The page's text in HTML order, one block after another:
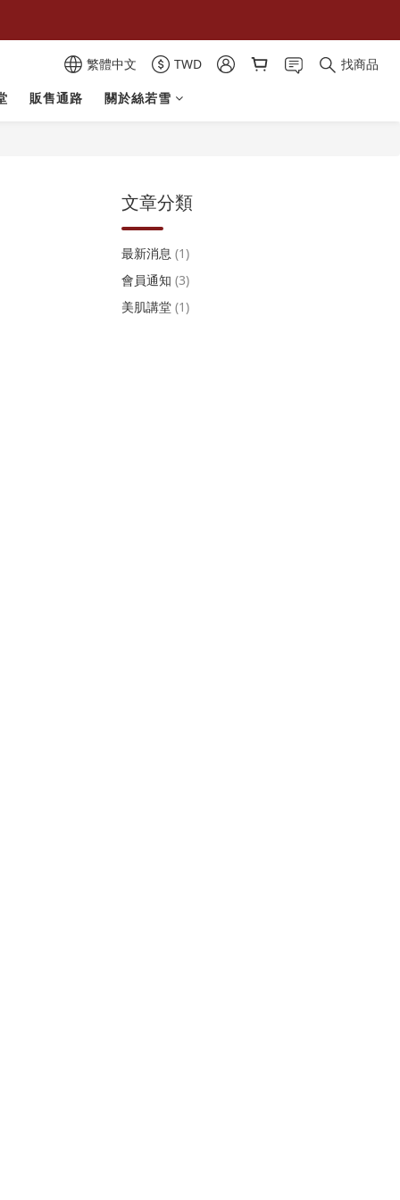
繁體中文 TWD
找商品
販售通路 關於絲若雪
文章分類
最新消息 (1)
會員通知 (3)
美肌講堂 (1)